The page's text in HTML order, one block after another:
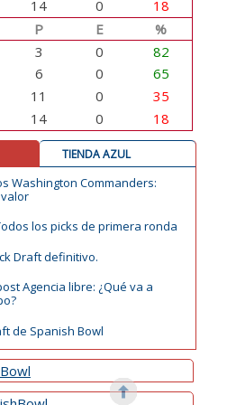
14 0
18
P E
%
3 0
82
6 0
65
11 0
35
14 0 18
TIENDA AZUL
Washington Commanders:
los picks de primera ronda
Draft definitivo.
Agencia libre: ¿Qué va a
de Spanish Bowl